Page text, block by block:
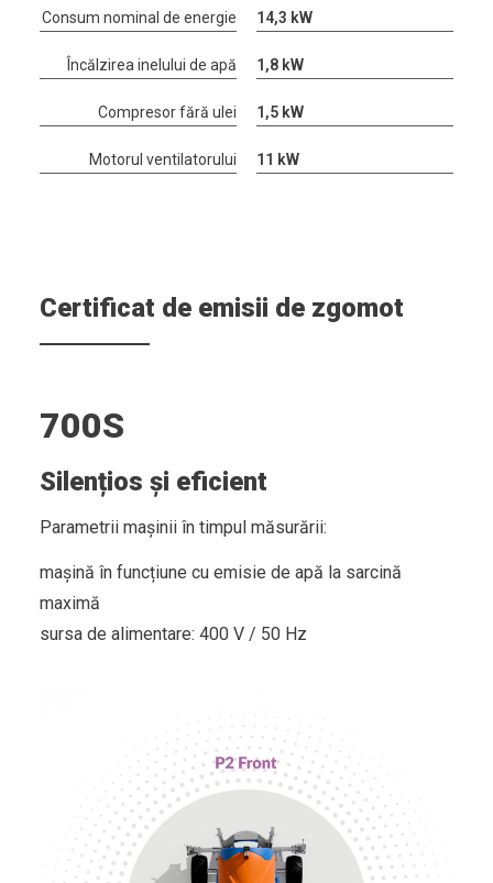
Consum nominal de energie 14,3 kW
Încălzirea inelului de apă 1,8 kW
Compresor fără ulei 1,5 kW
Motorul ventilatorului 11 kW
Certificat de emisii de zgomot
700S
Silențios și eficient
Parametrii mașinii în timpul măsurării:
mașină în funcțiune cu emisie de apă la sarcină
maximă
sursa de alimentare: 400 V / 50 Hz